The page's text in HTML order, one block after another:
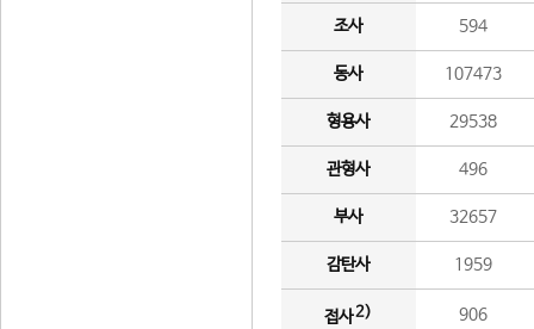
조사 594
동사 107473
형용사 29538
관형사 496
부사 32657
감탄사 1959
접사2) 906